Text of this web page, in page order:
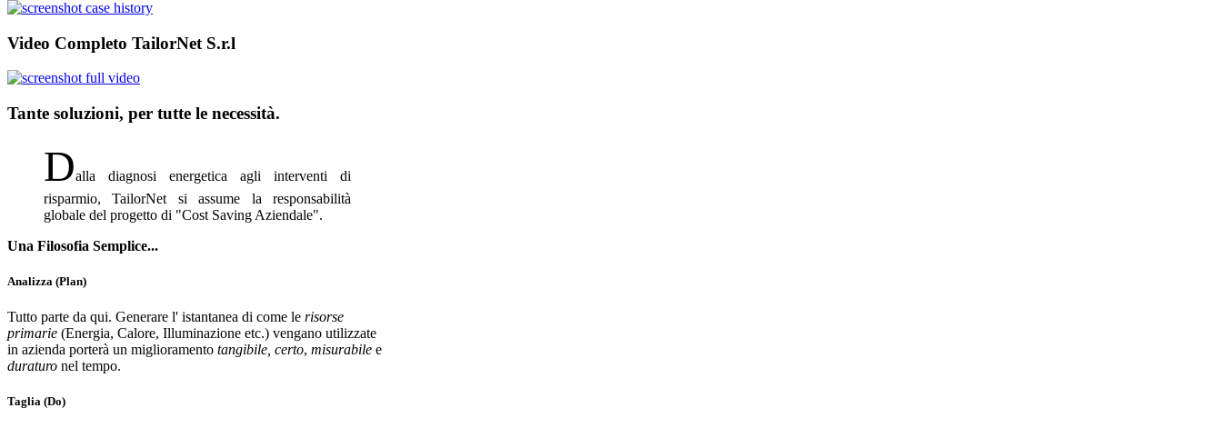
Video Completo TailorNet S.r.l
Tante soluzioni, per tutte le necessità.
Dalla diagnosi energetica agli interventi di
risparmio, TailorNet si assume la responsabilità
globale del progetto di "Cost Saving Aziendale".
Una Filosofia Semplice...
Analizza (Plan)
Tutto parte da qui. Generare l' istantanea di come le risorse
primarie (Energia, Calore, Illuminazione etc.) vengano utilizzate
in azienda porterà un miglioramento tangibile, certo, misurabile e
duraturo nel tempo.
Taglia (Do)